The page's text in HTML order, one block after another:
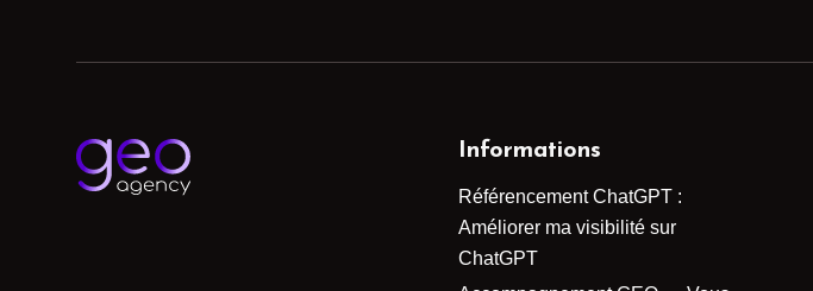
Informations
Référencement ChatGPT :
Améliorer ma visibilité sur
ChatGPT